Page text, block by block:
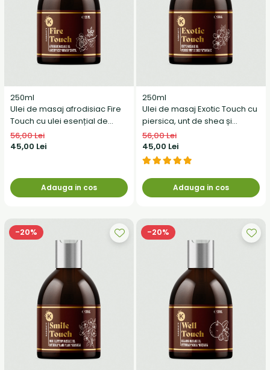
250ml
Ulei de masaj afrodisiac Fire
Touch cu ulei esențial de
anason, trandafir, ghimbir și
lemn de santal.
56,00 Lei
45,00 Lei
Adauga in cos
250ml
Ulei de masaj Exotic Touch cu
piersica, unt de shea și
vitamina E
56,00 Lei
45,00 Lei
Adauga in cos
-20% -20%